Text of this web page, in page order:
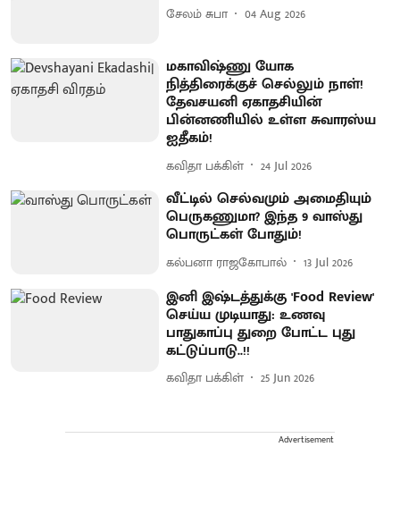
சேலம் சுபா 04 Aug 2026
மகாவிஷ்ணு யோக
நித்திரைக்குச் செல்லும் நாள்!
தேவசயனி ஏகாதசியின்
பின்னணியில் உள்ள சுவாரஸ்ய
ஐதீகம்!
கவிதா பக்கிள் 24 Jul 2026
வீட்டில் செல்வமும் அமைதியும்
பெருகணுமா? இந்த 9 வாஸ்து
பொருட்கள் போதும்!
கல்பனா ராஜகோபால் 13 Jul 2026
இனி இஷ்டத்துக்கு 'Food Review'
செய்ய முடியாது: உணவு
பாதுகாப்பு துறை போட்ட புது
கட்டுப்பாடு..!!
கவிதா பக்கிள் 25 Jun 2026
Advertisement